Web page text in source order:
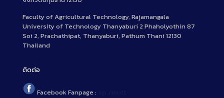
Faculty of Agricultural Technology, Rajamangala
University of Technology Thanyaburi 2 Phaholyothin 87
Soi 2, Prachathipat, Thanyaburi, Pathum Thani 12130
Thailand
ติดต่อ
Facebook Fanpage :